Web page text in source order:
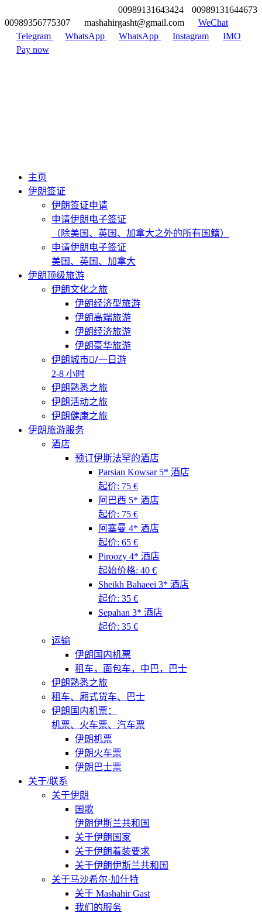
00989131643424
00989131644673
00989356775307
mashahirgasht@gmail.com
WeChat
Telegram
WhatsApp WhatsApp Instagram
IMO
Pay now
主页
伊朗签证
伊朗签证申请
申请伊朗电子签证
（除美国、英国、加拿大之外的所有国籍）
申请伊朗电子签证
美国、英国、加拿大
伊朗顶级旅游
伊朗文化之旅
伊朗经济型旅游
伊朗高端旅游
伊朗经济旅游
伊朗豪华旅游
伊朗城市/ِ一日游
2-8 小时
伊朗熟悉之旅
伊朗活动之旅
伊朗健康之旅
伊朗旅游服务
酒店
预订伊斯法罕的酒店
Parsian Kowsar 5* 酒店
起价: 75 €
阿巴西 5* 酒店
起价: 75 €
阿塞曼 4* 酒店
起价: 65 €
Piroozy 4* 酒店
起始价格: 40 €
Sheikh Bahaeei 3* 酒店
起价: 35 €
Sepahan 3* 酒店
起价: 35 €
运输
伊朗国内机票
租车，面包车，中巴，巴士
伊朗熟悉之旅
租车、厢式货车、巴士
伊朗国内机票：
机票、火车票、汽车票
伊朗机票
伊朗火车票
伊朗巴士票
关于/联系
关于伊朗
国歌
伊朗伊斯兰共和国
关于伊朗国家
关于伊朗着装要求
关于伊朗伊斯兰共和国
关于马沙希尔·加什特
关于 Mashahir Gast
我们的服务